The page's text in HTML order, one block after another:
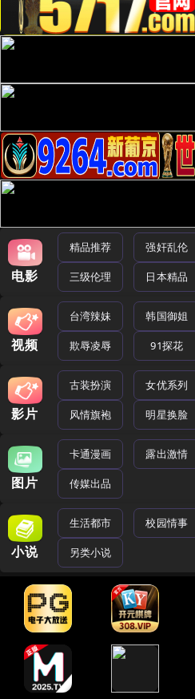
电影
精品推荐 强奸乱伦
三级伦理 日本精品
视频
台湾辣妹 韩国御姐
欺辱凌辱 91探花
影片
古装扮演 女优系列
风情旗袍 明星换脸
图片
卡通漫画 露出激情
传媒出品
小说
生活都市 校园情事
另类小说